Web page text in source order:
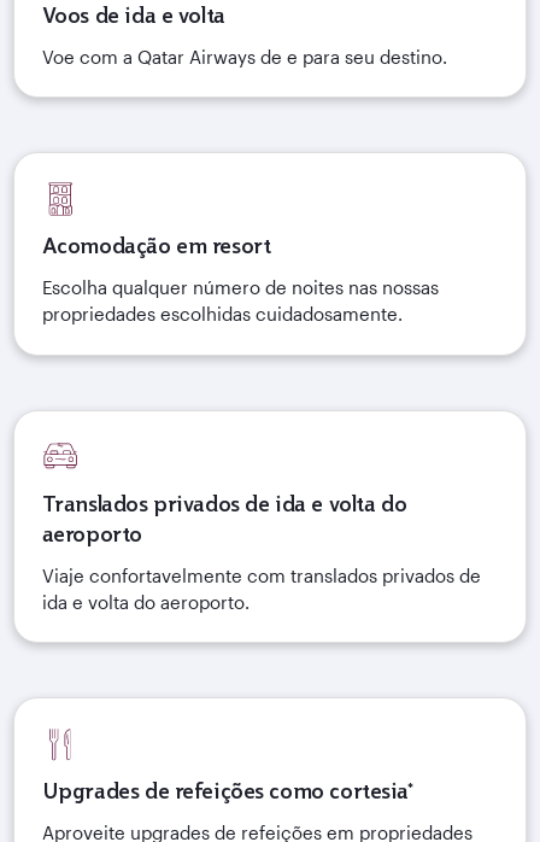
Voos de ida e volta
Voe com a Qatar Airways de e para seu destino.
Acomodação em resort
Escolha qualquer número de noites nas nossas
propriedades escolhidas cuidadosamente.
Translados privados de ida e volta do
aeroporto
Viaje confortavelmente com translados privados de
ida e volta do aeroporto.
Upgrades de refeições como cortesia*
Aproveite upgrades de refeições em propriedades